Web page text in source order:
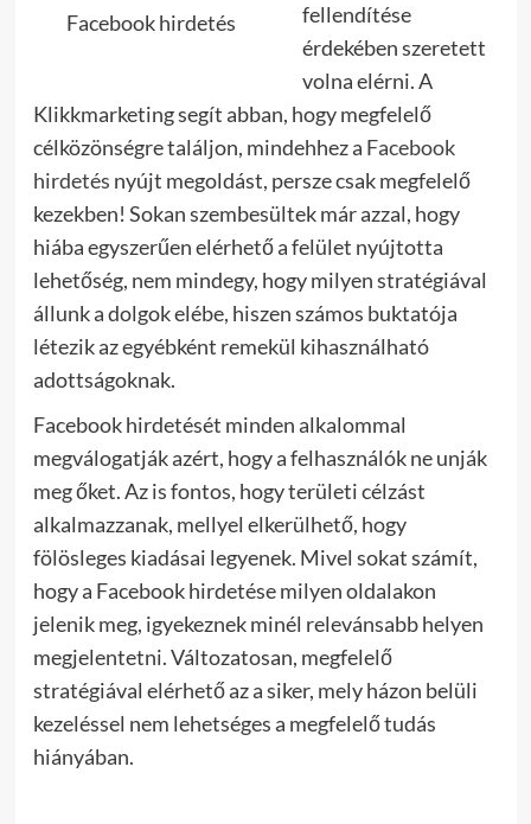
Facebook hirdetés
fellendítése
érdekében szeretett
volna elérni. A
Klikkmarketing segít abban, hogy megfelelő
célközönségre találjon, mindehhez a Facebook
hirdetés nyújt megoldást, persze csak megfelelő
kezekben! Sokan szembesültek már azzal, hogy
hiába egyszerűen elérhető a felület nyújtotta
lehetőség, nem mindegy, hogy milyen stratégiával
állunk a dolgok elébe, hiszen számos buktatója
létezik az egyébként remekül kihasználható
adottságoknak.
Facebook hirdetését minden alkalommal
megválogatják azért, hogy a felhasználók ne unják
meg őket. Az is fontos, hogy területi célzást
alkalmazzanak, mellyel elkerülhető, hogy
fölösleges kiadásai legyenek. Mivel sokat számít,
hogy a Facebook hirdetése milyen oldalakon
jelenik meg, igyekeznek minél relevánsabb helyen
megjelentetni. Változatosan, megfelelő
stratégiával elérhető az a siker, mely házon belüli
kezeléssel nem lehetséges a megfelelő tudás
hiányában.